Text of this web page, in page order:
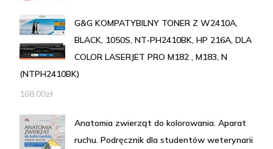
G&G KOMPATYBILNY TONER Z W2410A,
BLACK, 1050S, NT-PH2410BK, HP 216A, DLA
COLOR LASERJET PRO M182 , M183, N
(NTPH2410BK)
168,00zł
Anatomia zwierząt do kolorowania. Aparat
ruchu. Podręcznik dla studentów weterynarii